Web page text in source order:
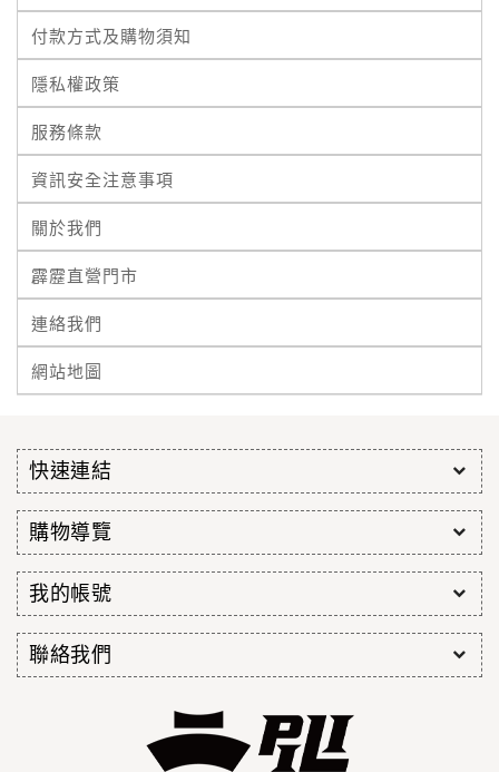
付款方式及購物須知
隱私權政策
服務條款
資訊安全注意事項
關於我們
霹靂直營門市
連絡我們
網站地圖
快速連結
購物導覽
我的帳號
聯絡我們